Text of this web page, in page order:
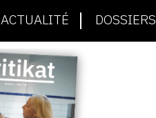
ACTUALITÉ DOSSIERS